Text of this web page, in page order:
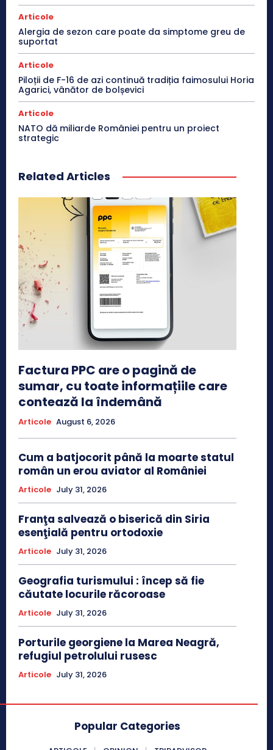
Articole
Alergia de sezon care poate da simptome greu de
suportat
Articole
Piloții de F-16 de azi continuă tradiția faimosului Horia
Agarici, vânător de bolșevici
Articole
NATO dă miliarde României pentru un proiect
strategic
Related Articles
Factura PPC are o pagină de
sumar, cu toate informațiile care
contează la îndemână
Articole August 6, 2026
Cum a batjocorit până la moarte statul
român un erou aviator al României
Articole July 31, 2026
Franţa salvează o biserică din Siria
esenţială pentru ortodoxie
Articole July 31, 2026
Geografia turismului : încep să fie
căutate locurile răcoroase
Articole July 31, 2026
Porturile georgiene la Marea Neagră,
refugiul petrolului rusesc
Articole July 31, 2026
Popular Categories